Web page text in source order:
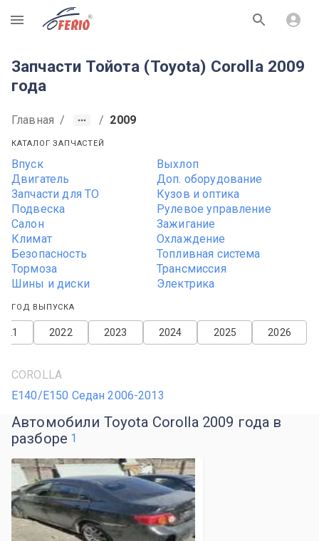
R
Запчасти Тойота (Toyota) Corolla 2009
года
Главная / / 2009
КАТАЛОГ ЗАПЧАСТЕЙ
Впуск
Выхлоп
Двигатель
Доп. оборудование
Запчасти для ТО
Кузов и оптика
Подвеска
Рулевое управление
Салон
Зажигание
Климат
Охлаждение
Безопасность
Топливная система
Тормоза
Трансмиссия
Шины и диски
Электрика
ГОД ВЫПУСКА
2026
2025
2024
2023
2022
COROLLA
E140/E150 Седан 2006-2013
Автомобили Toyota Corolla 2009 года в
разборе 1